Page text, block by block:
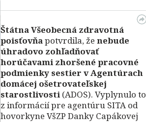
Štátna Všeobecná zdravotná
poisťovňapotvrdila, že nebude
úhradovo zohľadňovať
horúčavami zhoršené pracovné
podmienky sestier v Agentúrach
domácej ošetrovateľskej
starostlivosti (ADOS). Vyplynulo to
z informácií pre agentúru SITA od
hovorkyne VšZP Danky Capákovej